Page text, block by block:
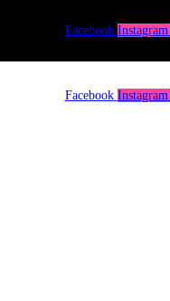
Facebook Instagram
Facebook Instagram